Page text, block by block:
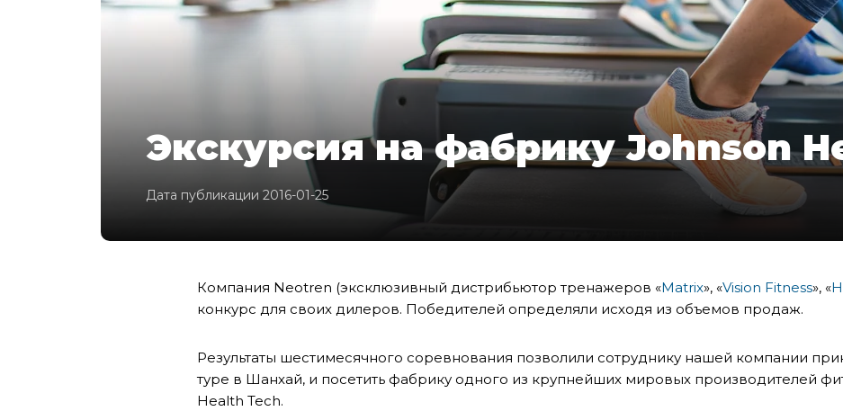
Экскурсия на фабрику Johnson
Дата публикации 2016-01-25
Компания Neotren (эксклюзивный дистрибьютор тренажеров «Matrix», «Vision Fitness», «
конкурс для своих дилеров. Победителей определяли исходя из объемов продаж.
Результаты шестимесячного соревнования позволили сотруднику нашей компании
туре в Шанхай, и посетить фабрику одного из крупнейших мировых производителей
Health Tech.